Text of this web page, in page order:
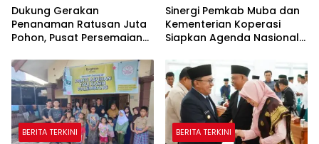
Dukung Gerakan
Penanaman Ratusan Juta
Pohon, Pusat Persemaian
Perkuat Jaringan
Persemaian Nasional*
Sinergi Pemkab Muba dan
Kementerian Koperasi
Siapkan Agenda Nasional
BERITA TERKINI BERITA TERKINI